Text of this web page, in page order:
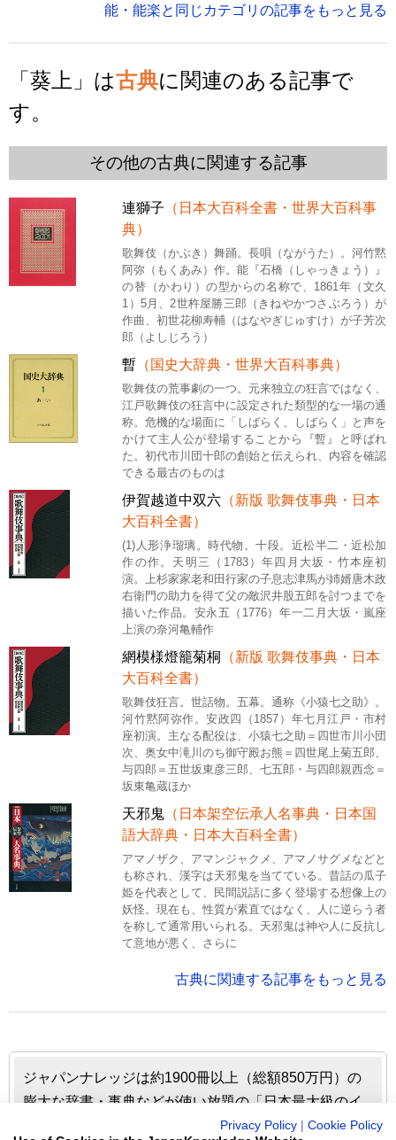
能・能楽と同じカテゴリの記事をもっと見る
「葵上」は古典に関連のある記事で
す。
その他の古典に関連する記事
連獅子 （日本大百科全書・世界大百科事
典）
歌舞伎（かぶき）舞踊。長唄（ながうた）。河竹黙
阿弥（もくあみ）作。能『石橋（しゃっきょう）』
の替（かわり）の型からの名称で、1861年（文久
1）5月、2世杵屋勝三郎（きねやかつさぶろう）が
作曲、初世花柳寿輔（はなやぎじゅすけ）が子芳次
郎（よしじろう）
暫 （国史大辞典・世界大百科事典）
歌舞伎の荒事劇の一つ。元来独立の狂言ではなく、
江戸歌舞伎の狂言中に設定された類型的な一場の通
称。危機的な場面に「しばらく、しばらく」と声を
かけて主人公が登場することから『暫』と呼ばれ
た。初代市川団十郎の創始と伝えられ、内容を確認
できる最古のものは
伊賀越道中双六 （新版 歌舞伎事典・日本
大百科全書）
(1)人形浄瑠璃。時代物。十段。近松半二・近松加
作の作。天明三（1783）年四月大坂・竹本座初
演。上杉家家老和田行家の子息志津馬が姉婿唐木政
右衛門の助力を得て父の敵沢井股五郎を討つまでを
描いた作品。安永五（1776）年一二月大坂・嵐座
上演の奈河亀輔作
網模様燈籠菊桐
（新版 歌舞伎事典・日本
大百科全書）
歌舞伎狂言。世話物。五幕。通称《小猿七之助》。
河竹黙阿弥作。安政四（1857）年七月江戸・市村
座初演。主なる配役は、小猿七之助＝四世市川小団
次、奥女中滝川のち御守殿お熊＝四世尾上菊五郎、
与四郎＝五世坂東彦三郎、七五郎・与四郎親西念＝
坂東亀蔵ほか
天邪鬼 （日本架空伝承人名事典・日本国
語大辞典・日本大百科全書）
アマノザク、アマンジャクメ、アマノサグメなどと
も称され、漢字は天邪鬼を当てている。昔話の瓜子
姫を代表として、民間説話に多く登場する想像上の
妖怪。現在も、性質が素直ではなく、人に逆らう者
を称して通常用いられる。天邪鬼は神や人に反抗し
て意地が悪く、さらに
古典に関連する記事をもっと見る
ジャパンナレッジは約1900冊以上（総額850万円）の
膨大な辞書・事典などが使い放題の「日本最大級のイ
ンターネット辞書・事典・叢書サイト」です。日本国
Privacy Policy
Cookie Policy